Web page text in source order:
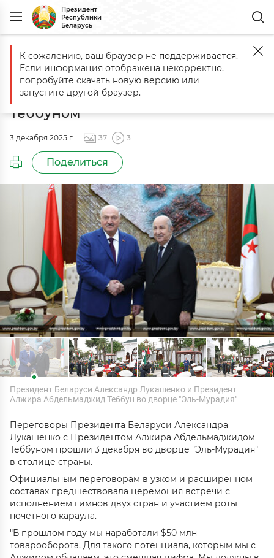
Президент
Республики
Беларусь
Главная События Переговоры с Президентом Алжира
Переговоры с Президентом
Алжира Абдельмаджидом
Теббуном
3 декабря 2025 г. 37 3
Поделиться
Президент Беларуси Александр Лукашенко и Президент
Алжира Абдельмаджид Теббун во дворце "Эль-Мурадия"
Переговоры Президента Беларуси Александра
Лукашенко с Президентом Алжира Абдельмаджидом
Теббуном прошли 3 декабря во дворце "Эль-Мурадия"
в столице страны.
Официальным переговорам в узком и расширенном
составах предшествовала церемония встречи с
исполнением гимнов двух стран и участием роты
почетного караула.
"В прошлом году мы наработали $50 млн
товарооборота. Для такого потенциала, которым мы с
К сожалению, ваш браузер не поддерживается.
Если информация отображена некорректно,
попробуйте скачать новую версию или
запустите другой браузер.